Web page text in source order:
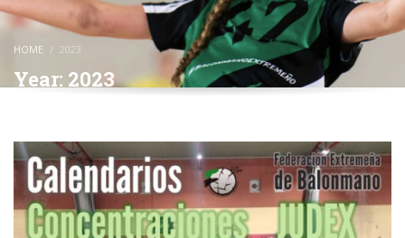
HOME 2023
Year: 2023